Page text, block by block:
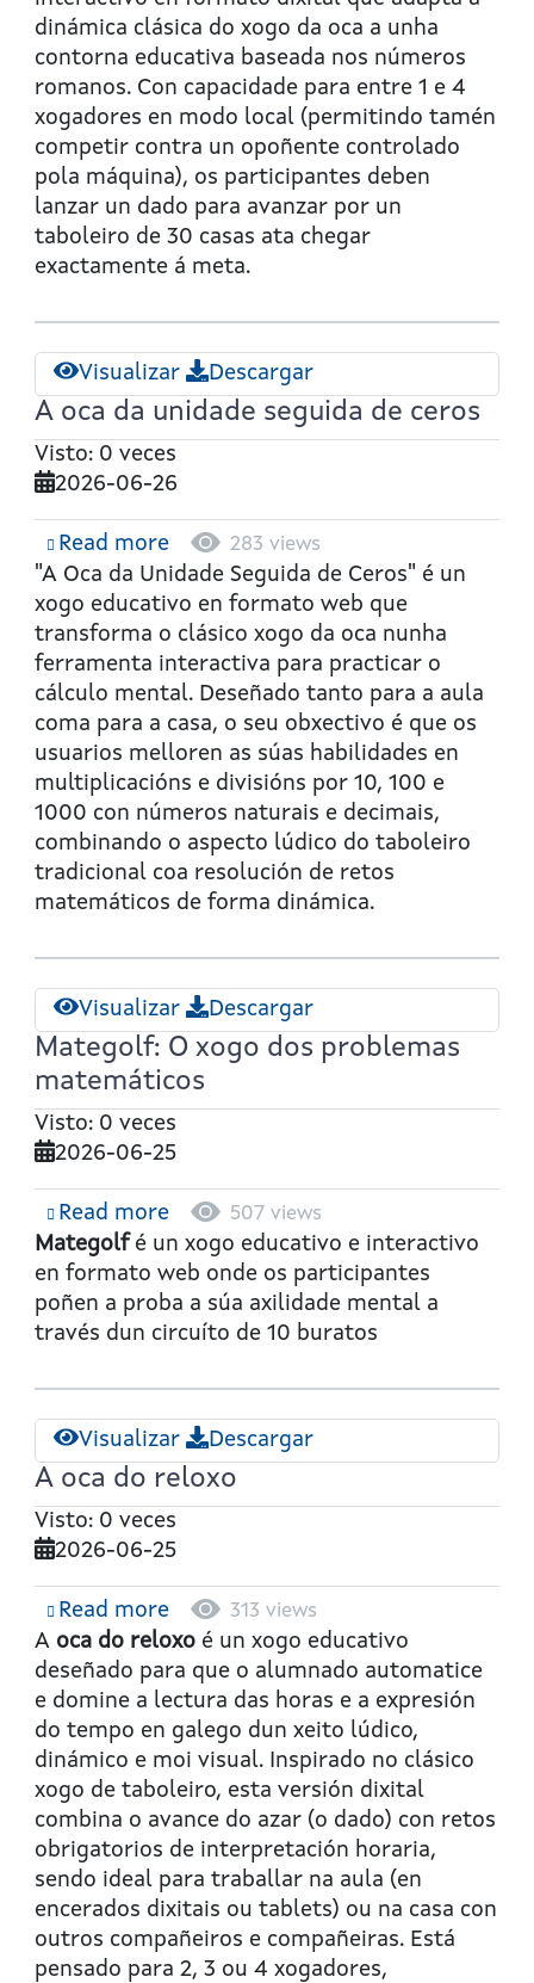
dos
números
romanos
dinámica clásica do xogo da oca a unha
contorna educativa baseada nos números
romanos. Con capacidade para entre 1 e 4
xogadores en modo local (permitindo tamén
competir contra un opoñente controlado
pola máquina), os participantes deben
lanzar un dado para avanzar por un
taboleiro de 30 casas ata chegar
exactamente á meta.
Visualizar Descargar
A oca da unidade seguida de ceros
Visto: 0 veces
2026-06-26
Read moreabout
A
oca
da
unidade
seguida
de
ceros
283 views
"A Oca da Unidade Seguida de Ceros" é un
xogo educativo en formato web que
transforma o clásico xogo da oca nunha
ferramenta interactiva para practicar o
cálculo mental. Deseñado tanto para a aula
coma para a casa, o seu obxectivo é que os
usuarios melloren as súas habilidades en
multiplicacións e divisións por 10, 100 e
1000 con números naturais e decimais,
combinando o aspecto lúdico do taboleiro
tradicional coa resolución de retos
matemáticos de forma dinámica.
Visualizar Descargar
Mategolf: O xogo dos problemas
matemáticos
Visto: 0 veces
2026-06-25
Read moreabout
Mategolf:
O
xogo
dos
matemáticos
507 views
Mategolf é un xogo educativo e interactivo
en formato web onde os participantes
poñen a proba a súa axilidade mental a
través dun circuíto de 10 buratos
Visualizar Descargar
A oca do reloxo
Visto: 0 veces
2026-06-25
Read moreabout
A
oca
do
reloxo
313 views
A oca do reloxo é un xogo educativo
deseñado para que o alumnado automatice
e domine a lectura das horas e a expresión
do tempo en galego dun xeito lúdico,
dinámico e moi visual. Inspirado no clásico
xogo de taboleiro, esta versión dixital
combina o avance do azar (o dado) con retos
obrigatorios de interpretación horaria,
sendo ideal para traballar na aula (en
encerados dixitais ou tablets) ou na casa con
outros compañeiros e compañeiras. Está
pensado para 2, 3 ou 4 xogadores,